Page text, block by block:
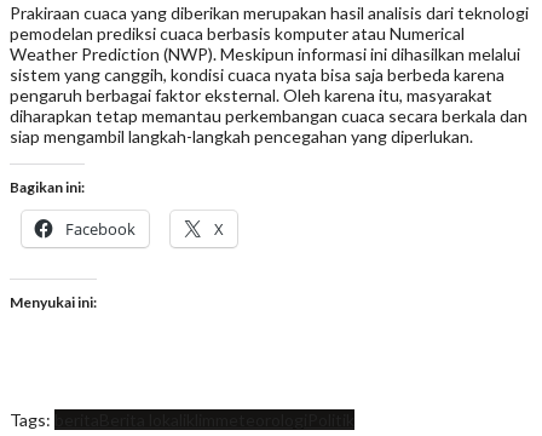
Prakiraan cuaca yang diberikan merupakan hasil analisis dari teknologi
pemodelan prediksi cuaca berbasis komputer atau Numerical
Weather Prediction (NWP). Meskipun informasi ini dihasilkan melalui
sistem yang canggih, kondisi cuaca nyata bisa saja berbeda karena
pengaruh berbagai faktor eksternal. Oleh karena itu, masyarakat
diharapkan tetap memantau perkembangan cuaca secara berkala dan
siap mengambil langkah-langkah pencegahan yang diperlukan.
Bagikan ini:
Facebook X
Menyukai ini:
Tags: